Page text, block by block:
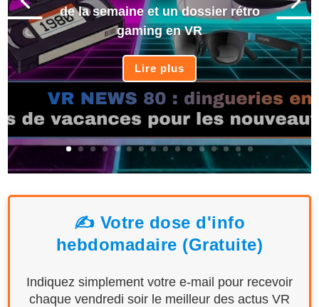
de la semaine et un dossier rétro
gaming en VR
Lire plus
✍️ Votre dose d'info
hebdomadaire (Gratuite)
Indiquez simplement votre e-mail pour recevoir
chaque vendredi soir le meilleur des actus VR